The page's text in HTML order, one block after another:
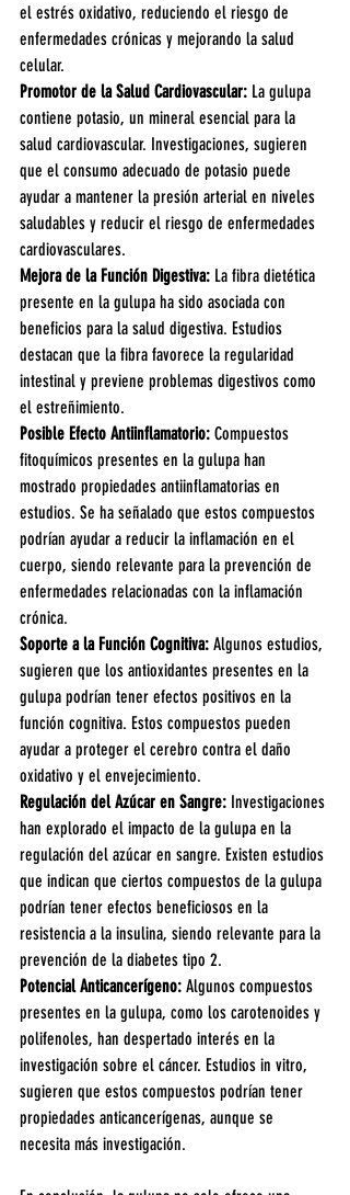
el estrés oxidativo, reduciendo el riesgo de
enfermedades crónicas y mejorando la salud
celular.
Promotor de la Salud Cardiovascular: La gulupa
contiene potasio, un mineral esencial para la
salud cardiovascular. Investigaciones, sugieren
que el consumo adecuado de potasio puede
ayudar a mantener la presión arterial en niveles
saludables y reducir el riesgo de enfermedades
cardiovasculares.
Mejora de la Función Digestiva: La fibra dietética
presente en la gulupa ha sido asociada con
beneficios para la salud digestiva. Estudios
destacan que la fibra favorece la regularidad
intestinal y previene problemas digestivos como
el estreñimiento.
Posible Efecto Antiinflamatorio: Compuestos
fitoquímicos presentes en la gulupa han
mostrado propiedades antiinflamatorias en
estudios. Se ha señalado que estos compuestos
podrían ayudar a reducir la inflamación en el
cuerpo, siendo relevante para la prevención de
enfermedades relacionadas con la inflamación
crónica.
Soporte a la Función Cognitiva: Algunos estudios,
sugieren que los antioxidantes presentes en la
gulupa podrían tener efectos positivos en la
función cognitiva. Estos compuestos pueden
ayudar a proteger el cerebro contra el daño
oxidativo y el envejecimiento.
Regulación del Azúcar en Sangre: Investigaciones
han explorado el impacto de la gulupa en la
regulación del azúcar en sangre. Existen estudios
que indican que ciertos compuestos de la gulupa
podrían tener efectos beneficiosos en la
resistencia a la insulina, siendo relevante para la
prevención de la diabetes tipo 2.
Potencial Anticancerígeno: Algunos compuestos
presentes en la gulupa, como los carotenoides y
polifenoles, han despertado interés en la
investigación sobre el cáncer. Estudios in vitro,
sugieren que estos compuestos podrían tener
propiedades anticancerígenas, aunque se
necesita más investigación.